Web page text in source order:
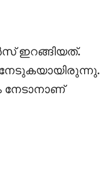
ഇറങ്ങിയത്.